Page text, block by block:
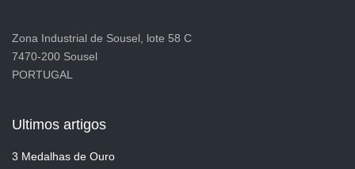
Zona Industrial de Sousel, lote 58 C
7470-200 Sousel
PORTUGAL
Ultimos artigos
3 Medalhas de Ouro